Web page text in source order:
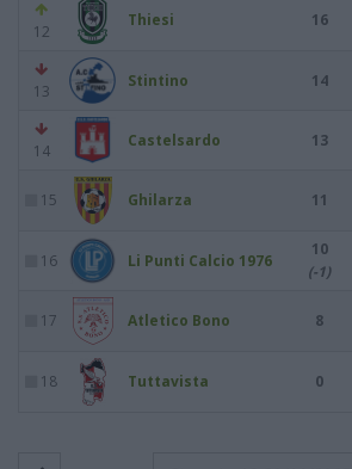
12
Thiesi 16
13
Stintino 14
14
Castelsardo 13
15 Ghilarza 11
16 Li Punti Calcio 1976
10
(-1)
17 Atletico Bono 8
18 Tuttavista 0